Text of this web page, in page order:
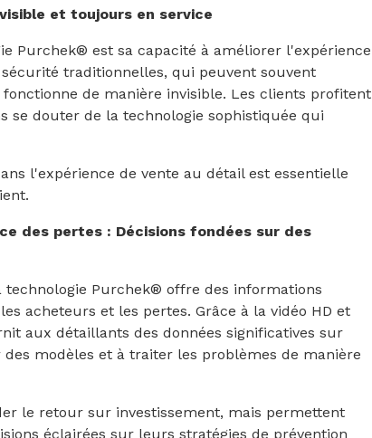
et toujours en service
Purchek® est sa capacité à améliorer l'expérience
traditionnelles, qui peuvent souvent
de manière invisible. Les clients profitent
se douter de la technologie sophistiquée qui
l'expérience de vente au détail est essentielle
des pertes : Décisions fondées sur des
technologie Purchek® offre des informations
acheteurs et les pertes. Grâce à la vidéo HD et
aux détaillants des données significatives sur
modèles et à traiter les problèmes de manière
le retour sur investissement, mais permettent
éclairées sur leurs stratégies de prévention